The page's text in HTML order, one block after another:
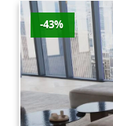
desek
platformie
zyska nowy
bardziej
produkty i
-43%